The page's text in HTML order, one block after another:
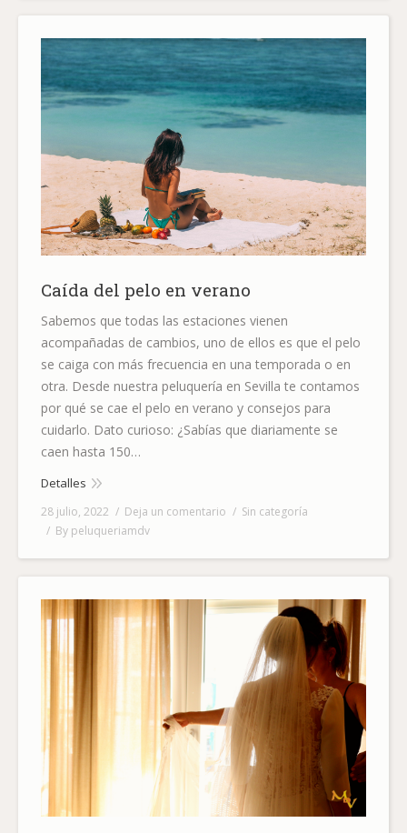
Caída del pelo en verano
Sabemos que todas las estaciones vienen
acompañadas de cambios, uno de ellos es que el pelo
se caiga con más frecuencia en una temporada o en
otra. Desde nuestra peluquería en Sevilla te contamos
por qué se cae el pelo en verano y consejos para
cuidarlo. Dato curioso: ¿Sabías que diariamente se
caen hasta 150…
Detalles
28 julio, 2022 Deja un comentario
Sin categoría
By peluqueriamdv